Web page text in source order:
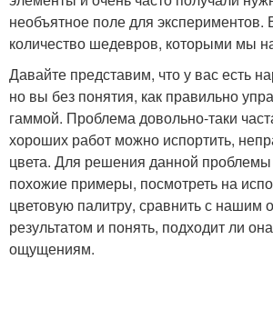
необъятное поле для экспериментов.
количество шедевров, которыми мы
Давайте представим, что у вас есть
но вы без понятия, как правильно
гаммой. Проблема довольно-таки
хороших работ можно испортить,
цвета. Для решения данной
похожие примеры, посмотреть на
цветовую палитру, сравнить с
результатом и понять, подходит ли
ощущениям.